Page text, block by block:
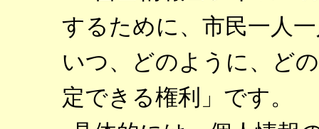
するために、市民一人
いつ、どのように、ど
定できる権利」です。